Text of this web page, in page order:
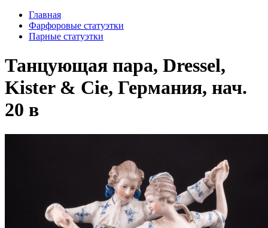
Главная
Фарфоровые статуэтки
Парные статуэтки
Танцующая пара, Dressel,
Kister & Cie, Германия, нач.
20 в